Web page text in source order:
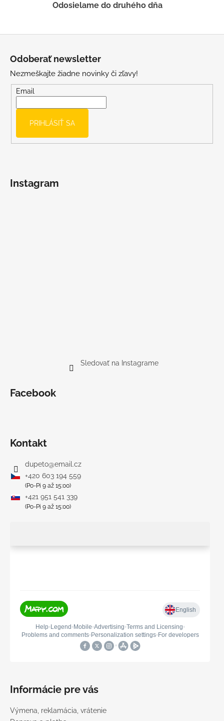
Odosielame do druhého dňa
Odoberať newsletter
Nezmeškajte žiadne novinky či zľavy!
Email
PRIHLÁSIŤ SA
Instagram
Sledovať na Instagrame
Facebook
Kontakt
dupeto@email.cz
+420 603 194 559
(Po-Pi 9 až 15:00)
+421 951 541 339
(Po-Pi 9 až 15:00)
Informácie pre vás
Výmena, reklamácia, vrátenie